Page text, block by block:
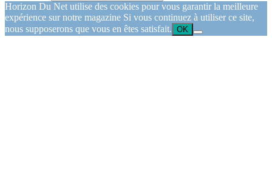
Horizon Du Net utilise des cookies pour vous garantir la meilleure
expérience sur notre magazine Si vous continuez à utiliser ce site,
nous supposerons que vous en êtes satisfait. OK